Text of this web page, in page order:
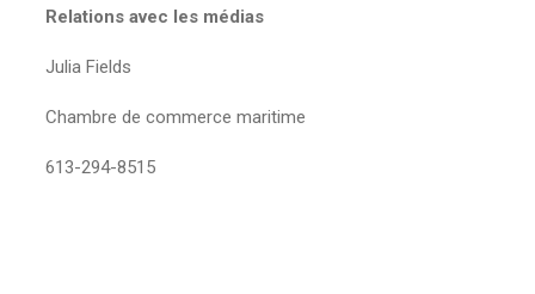
Relations avec les médias
Julia Fields
Chambre de commerce maritime
613-294-8515